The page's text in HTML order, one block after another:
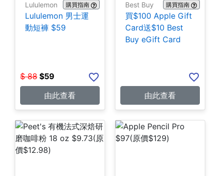
Lululemon 購買指南
Lululemon 男士運
動短褲 $59
$ 88 $59
由此查看
Best Buy 購買指南
買$100 Apple Gift
Card送$10 Best
Buy eGift Card
由此查看